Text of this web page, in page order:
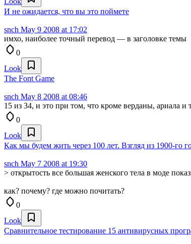
И не ожидается, что вы это поймете
snch May 9 2008 at 17:02
имхо, наиболее точный перевод — в заголовке темы
0
Look
The Font Game
snch May 8 2008 at 08:46
15 из 34, и это при том, что кроме верданы, ариала
0
Look
Как мы будем жить через 100 лет. Взгляд из 1900-го
snch May 7 2008 at 19:30
> открытость все большая женского тела в моде
как? почему? где можно почитать?
0
Look
Сравнительное тестирование 15 антивирусных